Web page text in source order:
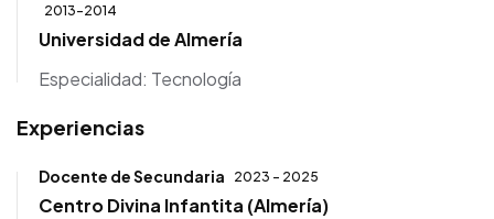
2013-2014
Universidad de Almería
Especialidad: Tecnología
Experiencias
Docente de Secundaria 2023 - 2025
Centro Divina Infantita (Almería)